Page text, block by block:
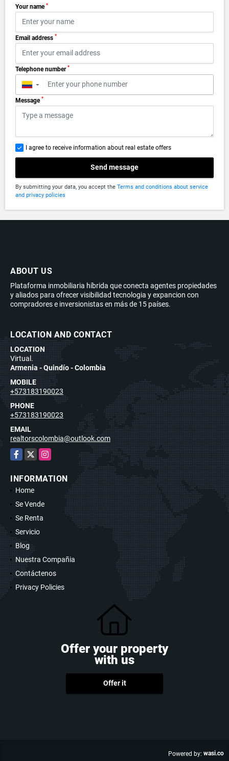
Your name *
Email address *
Telephone number *
▼
Message *
I agree to receive information about real estate offers
Send message
By submitting your data, you accept the Terms and conditions about service
and privacy policies
ABOUT US
Plataforma inmobiliaria híbrida que conecta agentes propiedades
y aliados para ofrecer visibilidad tecnologia y expancion con
compradores e inversionistas en más de 15 países.
LOCATION AND CONTACT
LOCATION
Virtual.
Armenia - Quindío - Colombia
MOBILE
+573183190023
PHONE
+573183190023
EMAIL
realtorscolombia@outlook.com
Facebook
X Instagram
INFORMATION
Home
Se Vende
Se Renta
Servicio
Blog
Nuestra Compañia
Contáctenos
Privacy Policies
Offer your property
with us
Offer it
Powered by: wasi.co